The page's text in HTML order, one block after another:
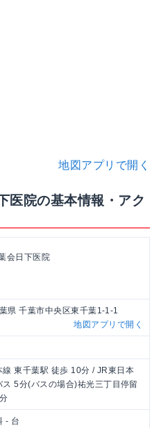
地図アプリで開く
医院の基本情報・アク
会日下医院
県 千葉市中央区東千葉1-1-1
地図アプリで開く
線 東千葉駅 徒歩 10分 / JR東日本
5分(バスの場合)祐光三丁目停留
- 台